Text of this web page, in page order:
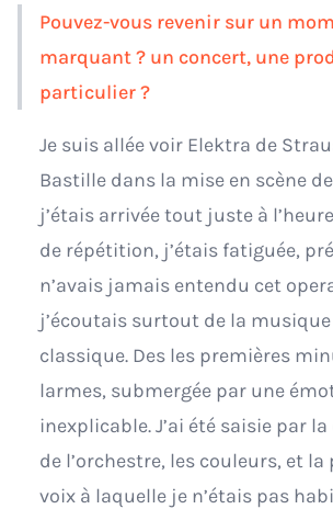
Pouvez-vous revenir sur un
marquant ? un concert, une
particulier ?
Je suis allée voir Elektra de
Bastille dans la mise en scène
j’étais arrivée tout juste à
de répétition, j’étais fatiguée,
n’avais jamais entendu cet
j’écoutais surtout de la
classique. Des les premières
larmes, submergée par une
inexplicable. J’ai été saisie par
de l’orchestre, les couleurs, et
voix à laquelle je n’étais pas